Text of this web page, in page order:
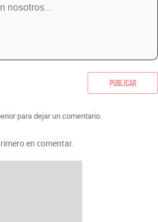
Publicar
para dejar un comentario.
en comentar.